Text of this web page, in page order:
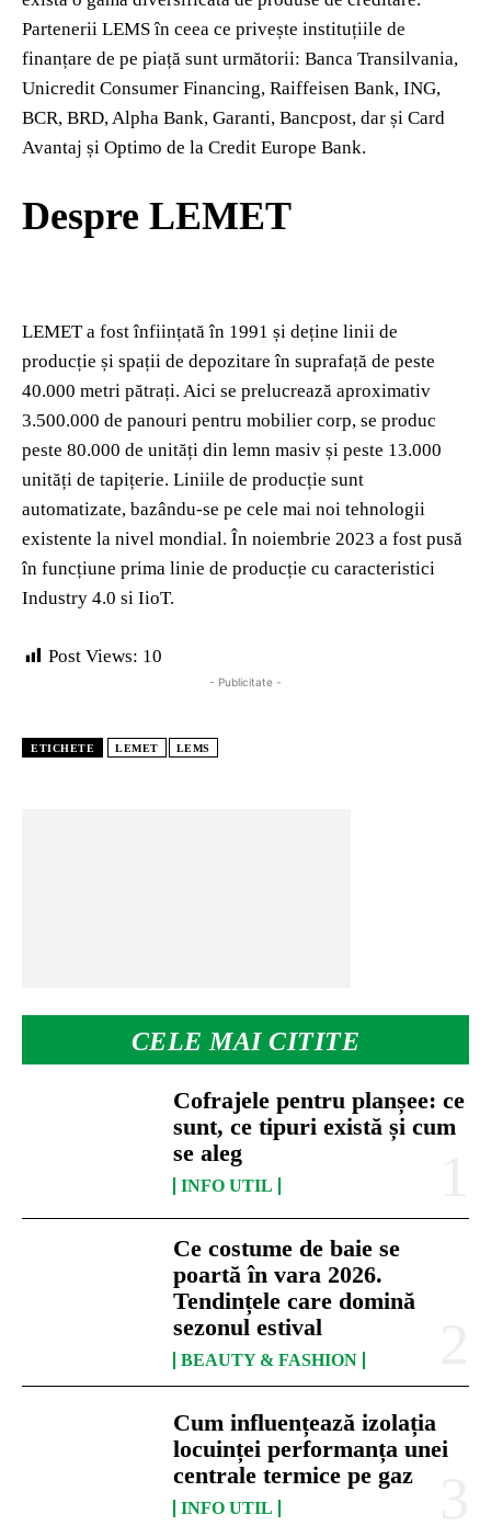
CELE MAI CITITE
Cofrajele pentru planșee: ce
sunt, ce tipuri există și cum
se aleg
INFO UTIL
Ce costume de baie se
poartă în vara 2026.
Tendințele care domină
sezonul estival
BEAUTY & FASHION
Cum influențează izolația
locuinței performanța unei
centrale termice pe gaz
INFO UTIL
Partenerii LEMS în ceea ce privește instituțiile de
finanțare de pe piață sunt următorii: Banca Transilvania,
Unicredit Consumer Financing, Raiffeisen Bank, ING,
BCR, BRD, Alpha Bank, Garanti, Bancpost, dar și Card
Avantaj și Optimo de la Credit Europe Bank.
Despre LEMET
LEMET a fost înființată în 1991 și deține linii de
producție și spații de depozitare în suprafață de peste
40.000 metri pătrați. Aici se prelucrează aproximativ
3.500.000 de panouri pentru mobilier corp, se produc
peste 80.000 de unități din lemn masiv și peste 13.000
unități de tapițerie. Liniile de producție sunt
automatizate, bazându-se pe cele mai noi tehnologii
existente la nivel mondial. În noiembrie 2023 a fost pusă
în funcțiune prima linie de producție cu caracteristici
Industry 4.0 si IioT.
Post Views: 10
- Publicitate -
ETICHETE LEMET LEMS